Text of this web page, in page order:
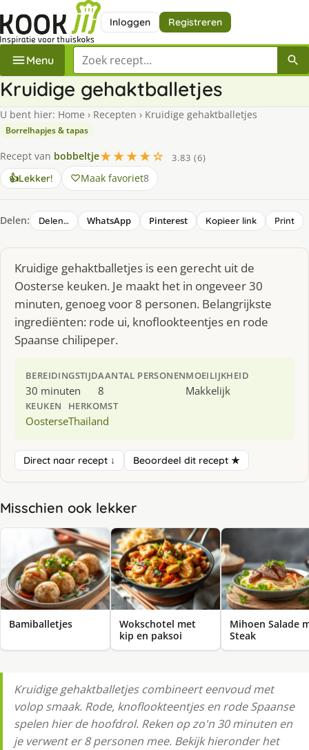
Inloggen Registreren
Menu Zoek een recept
Kruidige gehaktballetjes
U bent hier: Home › Recepten › Kruidige gehaktballetjes
Borrelhapjes & tapas
Recept van bobbeltje★★★★☆
3.83 (6)
👍Lekker! Maak favoriet8
Delen: Delen… WhatsApp Pinterest Kopieer link Print
Kruidige gehaktballetjes is een gerecht uit de
Oosterse keuken. Je maakt het in ongeveer 30
minuten, genoeg voor 8 personen. Belangrijkste
ingrediënten: rode ui, knoflookteentjes en rode
Spaanse chilipeper.
BEREIDINGSTIJD
30 minuten
AANTAL PERSONEN
8
MOEILIJKHEID
Makkelijk
KEUKEN
Oosterse
HERKOMST
Thailand
Direct naar recept ↓ Beoordeel dit recept ★
Misschien ook lekker
Bamiballetjes
Wokschotel met
kip en paksoi
Mihoen Salade
Steak
Kruidige gehaktballetjes combineert eenvoud met
volop smaak. Rode, knoflookteentjes en rode Spaanse
spelen hier de hoofdrol. Reken op zo'n 30 minuten en
je verwent er 8 personen mee. Bekijk hieronder het